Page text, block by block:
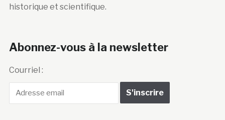
historique et scientifique.
Abonnez-vous à la newsletter
Courriel :